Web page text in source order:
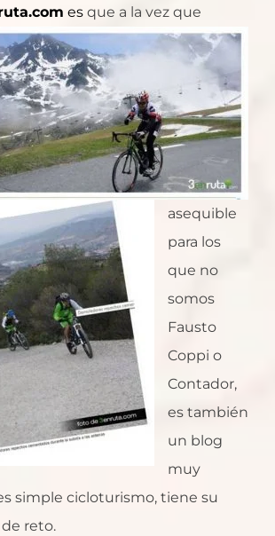
es que a la vez que
asequible
para los
que no
somos
Fausto
Coppi o
Contador,
es también
un blog
muy
simple cicloturismo, tiene su
reto.